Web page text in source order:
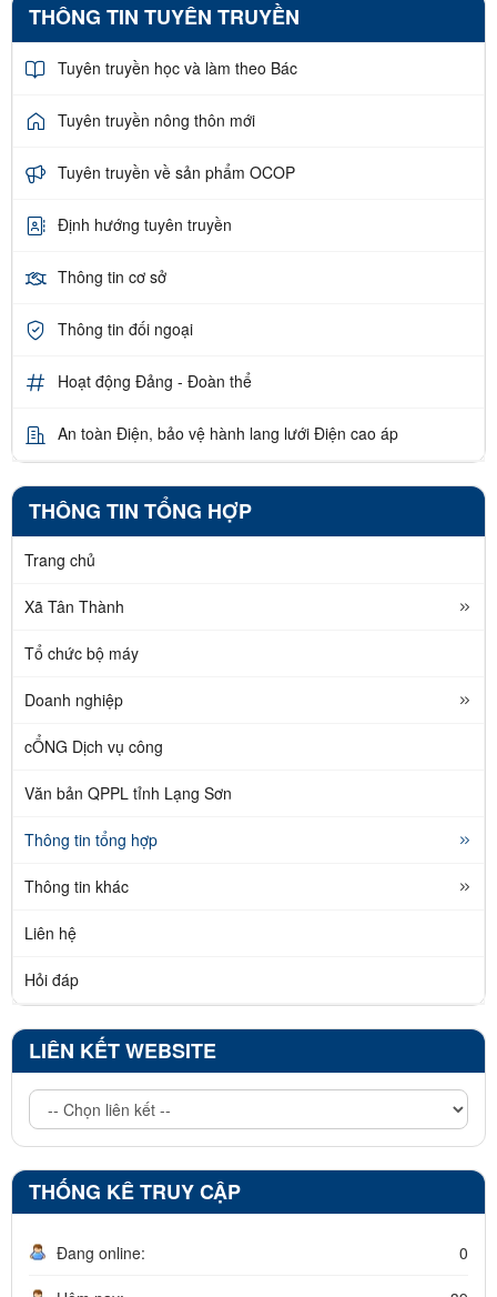
THÔNG TIN TUYÊN TRUYỀN
Tuyên truyền học và làm theo Bác
Tuyên truyền nông thôn mới
Tuyên truyền về sản phẩm OCOP
Định hướng tuyên truyền
Thông tin cơ sở
Thông tin đối ngoại
Hoạt động Đảng - Đoàn thể
An toàn Điện, bảo vệ hành lang lưới Điện cao áp
THÔNG TIN TỔNG HỢP
Trang chủ
Xã Tân Thành
Tổ chức bộ máy
Doanh nghiệp
cỔNG Dịch vụ công
Văn bản QPPL tỉnh Lạng Sơn
Thông tin tổng hợp
Thông tin khác
Liên hệ
Hỏi đáp
LIÊN KẾT WEBSITE
THỐNG KÊ TRUY CẬP
Đang online: 0